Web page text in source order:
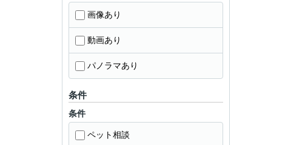
画像あり
動画あり
パノラマあり
条件
条件
ペット相談